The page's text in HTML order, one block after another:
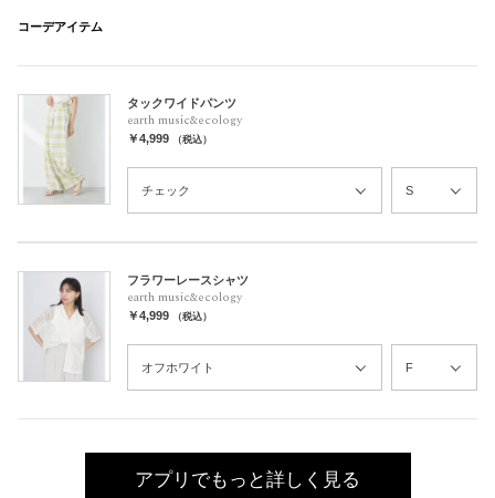
コーデアイテム
タックワイドパンツ
earth music&ecology
￥4,999 （税込）
フラワーレースシャツ
earth music&ecology
￥4,999 （税込）
アプリでもっと詳しく見る